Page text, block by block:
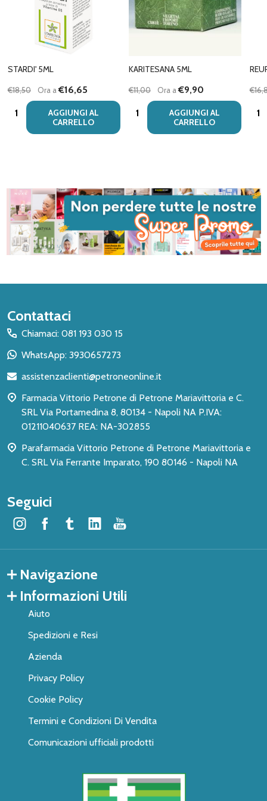
STARDI' 5ML
€18,50 Ora a€16,65
Quantità:
AGGIUNGI AL
CARRELLO
KARITESANA 5ML
€11,00 Ora a€9,90
Quantità:
AGGIUNGI AL
CARRELLO
Inizio
del
piè
pagina
Contattaci
Chiamaci: 081 193 030 15
WhatsApp: 3930657273
assistenzaclienti@petroneonline.it
Farmacia Vittorio Petrone di Petrone Mariavittoria e C.
SRL Via Portamedina 8, 80134 - Napoli NA P.IVA:
01211040637 REA: NA-302855
Parafarmacia Vittorio Petrone di Petrone Mariavittoria e
C. SRL Via Ferrante Imparato, 190 80146 - Napoli NA
Seguici
Navigazione
Informazioni Utili
Aiuto
Spedizioni e Resi
Azienda
Privacy Policy
Cookie Policy
Termini e Condizioni Di Vendita
Comunicazioni ufficiali prodotti